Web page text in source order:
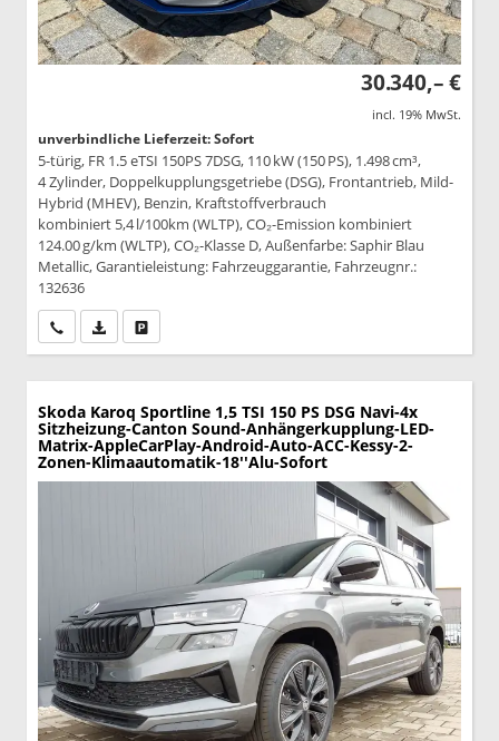
30.340,– €
incl. 19% MwSt.
unverbindliche Lieferzeit: Sofort
5-türig, FR 1.5 eTSI 150PS 7DSG, 110 kW (150 PS), 1.498 cm³,
4 Zylinder, Doppelkupplungsgetriebe (DSG), Frontantrieb, Mild-
Hybrid (MHEV), Benzin, Kraftstoffverbrauch
kombiniert 5,4 l/100km (WLTP), CO₂-Emission kombiniert
124.00 g/km (WLTP), CO₂-Klasse D, Außenfarbe: Saphir Blau
Metallic, Garantieleistung: Fahrzeuggarantie, Fahrzeugnr.:
132636
Wir rufen Sie anPDF-Datei, Fahrzeugexposé drucken
Skoda Karoq Sportline 1,5 TSI 150 PS DSG Navi-4x
Sitzheizung-Canton Sound-Anhängerkupplung-LED-
Matrix-AppleCarPlay-Android-Auto-ACC-Kessy-2-
Zonen-Klimaautomatik-18''Alu-Sofort